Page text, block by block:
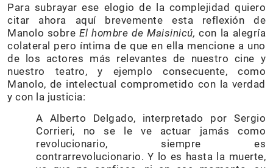
Para subrayar ese elogio de la complejidad quiero
citar ahora aquí brevemente esta reflexión de
Manolo sobreEl hombre de Maisinicú,con la alegría
colateral pero íntima de que en ella mencione a uno
de los actores más relevantes de nuestro cine y
nuestro teatro, y ejemplo consecuente, como
Manolo, de intelectual comprometido con la verdad
y con la justicia:
A Alberto Delgado, interpretado por Sergio
Corrieri, no se le ve actuar jamás como
revolucionario, siempre es
contrarrevolucionario. Y lo es hasta la muerte,